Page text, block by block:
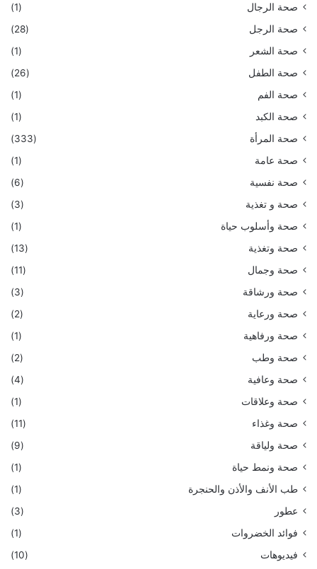
صحة الرجال
(1)
صحة الرجل
(28)
صحة الشعر
(1)
صحة الطفل
(26)
صحة الفم
(1)
صحة الكبد
(1)
صحة المرأة
(333)
صحة عامة
(1)
صحة نفسية
(6)
صحة و تغذية
(3)
صحة وأسلوب حياة
(1)
صحة وتغذية
(13)
صحة وجمال
(11)
صحة ورشاقة
(3)
صحة ورعاية
(2)
صحة ورفاهية
(1)
صحة وطب
(2)
صحة وعافية
(4)
صحة وعلاقات
(1)
صحة وغذاء
(11)
صحة ولياقة
(9)
صحة ونمط حياة
(1)
طب الأنف والأذن والحنجرة
(1)
عطور
(3)
فوائد الخضروات
(1)
فيديوهات
(10)